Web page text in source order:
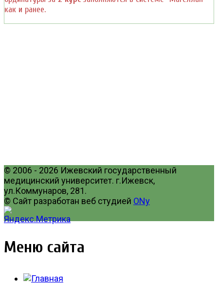
как и ранее.
© 2006 - 2026 Ижевский государственный
медицинский университет. г.Ижевск,
ул.Коммунаров, 281.
© Сайт разработан веб студией ONy
Меню сайта